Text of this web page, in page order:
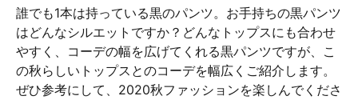
誰でも1本は持っている黒のパンツ。お手持ちの黒パンツ
はどんなシルエットですか？どんなトップスにも合わせ
やすく、コーデの幅を広げてくれる黒パンツですが、こ
の秋らしいトップスとのコーデを幅広くご紹介します。
ぜひ参考にして、2020秋ファッションを楽しんでくださ